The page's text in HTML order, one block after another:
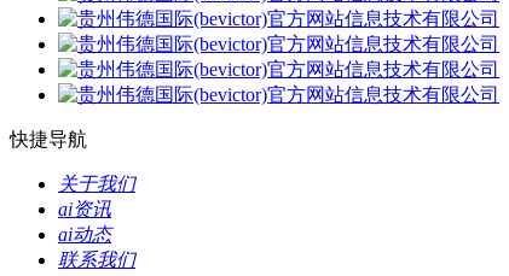
快捷导航
关于我们
ai资讯
ai动态
联系我们